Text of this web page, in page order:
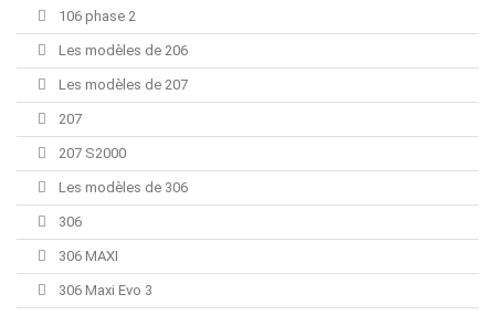
106 phase 2
Les modèles de 206
Les modèles de 207
207
207 S2000
Les modèles de 306
306
306 MAXI
306 Maxi Evo 3